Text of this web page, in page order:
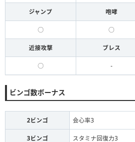
ジャンプ 咆哮
◯ ◯
近接攻撃 ブレス
◯ -
ビンゴ数ボーナス
2ビンゴ 会心率3
3ビンゴ スタミナ回復力3